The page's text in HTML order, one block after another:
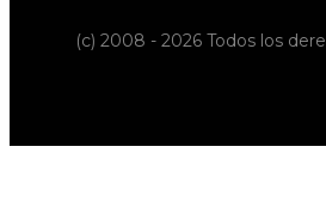
(c) 2008 - 2026 Todos los